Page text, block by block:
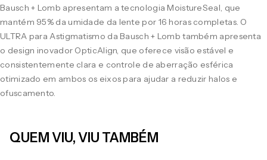
Bausch + Lomb apresentam a tecnologia MoistureSeal, que
mantém 95% da umidade da lente por 16 horas completas. O
ULTRA para Astigmatismo da Bausch + Lomb também apresenta
o design inovador OpticAlign, que oferece visão estável e
consistentemente clara e controle de aberração esférica
otimizado em ambos os eixos para ajudar a reduzir halos e
ofuscamento.
QUEM VIU, VIU TAMBÉM